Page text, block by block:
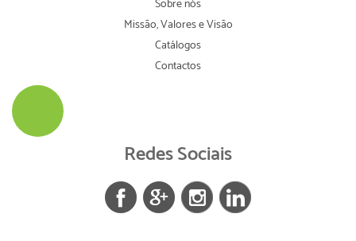
Sobre nós
Missão, Valores e Visão
Catálogos
Contactos
Redes Sociais